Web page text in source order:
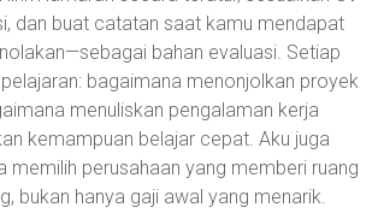
dan buat catatan saat kamu mendapat
bahan evaluasi. Setiap
bagaimana menonjolkan proyek
menuliskan pengalaman kerja
kemampuan belajar cepat. Aku juga
memilih perusahaan yang memberi ruang
bukan hanya gaji awal yang menarik.